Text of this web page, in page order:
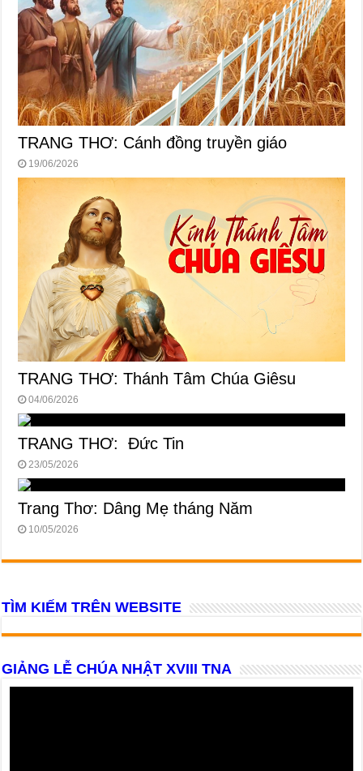
TRANG THƠ: Cánh đồng truyền giáo
19/06/2026
TRANG THƠ: Thánh Tâm Chúa Giêsu
04/06/2026
TRANG THƠ: Đức Tin
23/05/2026
Trang Thơ: Dâng Mẹ tháng Năm
10/05/2026
TÌM KIẾM TRÊN WEBSITE
GIẢNG LỄ CHÚA NHẬT XVIII TNA